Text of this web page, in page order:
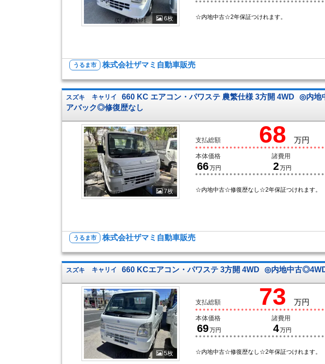
6枚 ☆内地中古☆2年保証つけれます。
うるま市 株式会社ザマミ自動車販売
スズキ キャリイ 660 KC エアコン・パワステ 農繁仕様 3方開 4WD
◎内地
アバック◎修復歴なし
7枚
支払総額 68 万円
本体価格
66万円
諸費用
2万円
☆内地中古☆修復歴なし☆2年保証つけれます。
うるま市 株式会社ザマミ自動車販売
スズキ キャリイ 660 KCエアコン・パワステ 3方開 4WD ◎内地中古
5枚
支払総額 73 万円
本体価格
69万円
諸費用
4万円
☆内地中古☆修復歴なし☆2年保証つけれます。